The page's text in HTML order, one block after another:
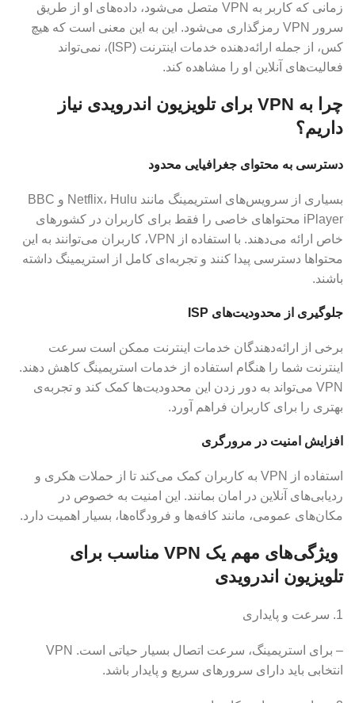
زمانی که کاربر به VPN متصل می‌شود، داده‌های او از طریق
سرور VPN رمزگذاری می‌شود. این به این معنی است که هیچ
کس، از جمله ارائه‌دهنده خدمات اینترنت (ISP)، نمی‌تواند
فعالیت‌های آنلاین او را مشاهده کند.
چرا به VPN برای تلویزیون اندرویدی نیاز
داریم؟
دسترسی به محتوای جغرافیایی محدود
بسیاری از سرویس‌های استریمینگ مانند Netflix، Hulu و BBC
iPlayer محتواهای خاصی را فقط برای کاربران در کشورهای
خاص ارائه می‌دهند. با استفاده از VPN، کاربران می‌توانند به این
محتواها دسترسی پیدا کنند و تجربه‌ای کامل از استریمینگ داشته
باشند.
جلوگیری از محدودیت‌های ISP
برخی از ارائه‌دهندگان خدمات اینترنت ممکن است سرعت
اینترنت شما را هنگام استفاده از خدمات استریمینگ کاهش دهند.
VPN می‌تواند به دور زدن این محدودیت‌ها کمک کند و تجربه‌ی
بهتری را برای کاربران فراهم آورد.
افزایش امنیت در مرورگری
استفاده از VPN به کاربران کمک می‌کند تا از حملات هکری و
ردیابی‌های آنلاین در امان بمانند. این امنیت به خصوص در
مکان‌های عمومی، مانند کافه‌ها و فرودگاه‌ها، بسیار اهمیت دارد.
ویژگی‌های مهم یک VPN مناسب برای
تلویزیون اندرویدی
1. سرعت و پایداری
– برای استریمینگ، سرعت اتصال بسیار حیاتی است. VPN
انتخابی باید دارای سرورهای سریع و پایدار باشد.